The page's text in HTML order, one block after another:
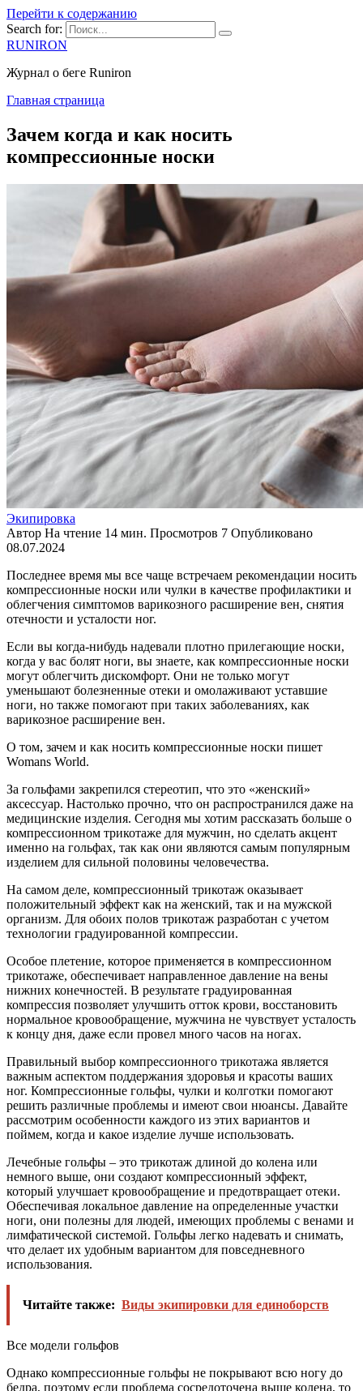
Перейти к содержанию
Search for:
RUNIRON
Журнал о беге Runiron
Главная страница
Зачем когда и как носить
компрессионные носки
Экипировка
Автор На чтение 14 мин. Просмотров 7 Опубликовано
08.07.2024
Последнее время мы все чаще встречаем рекомендации носить
компрессионные носки или чулки в качестве профилактики и
облегчения симптомов варикозного расширение вен, снятия
отечности и усталости ног.
Если вы когда-нибудь надевали плотно прилегающие носки,
когда у вас болят ноги, вы знаете, как компрессионные носки
могут облегчить дискомфорт. Они не только могут
уменьшают болезненные отеки и омолаживают уставшие
ноги, но также помогают при таких заболеваниях, как
варикозное расширение вен.
О том, зачем и как носить компрессионные носки пишет
Womans World.
За гольфами закрепился стереотип, что это «женский»
аксессуар. Настолько прочно, что он распространился даже на
медицинские изделия. Сегодня мы хотим рассказать больше о
компрессионном трикотаже для мужчин, но сделать акцент
именно на гольфах, так как они являются самым популярным
изделием для сильной половины человечества.
На самом деле, компрессионный трикотаж оказывает
положительный эффект как на женский, так и на мужской
организм. Для обоих полов трикотаж разработан с учетом
технологии градуированной компрессии.
Особое плетение, которое применяется в компрессионном
трикотаже, обеспечивает направленное давление на вены
нижних конечностей. В результате градуированная
компрессия позволяет улучшить отток крови, восстановить
нормальное кровообращение, мужчина не чувствует усталость
к концу дня, даже если провел много часов на ногах.
Правильный выбор компрессионного трикотажа является
важным аспектом поддержания здоровья и красоты ваших
ног. Компрессионные гольфы, чулки и колготки помогают
решить различные проблемы и имеют свои нюансы. Давайте
рассмотрим особенности каждого из этих вариантов и
поймем, когда и какое изделие лучше использовать.
Лечебные гольфы – это трикотаж длиной до колена или
немного выше, они создают компрессионный эффект,
который улучшает кровообращение и предотвращает отеки.
Обеспечивая локальное давление на определенные участки
ноги, они полезны для людей, имеющих проблемы с венами и
лимфатической системой. Гольфы легко надевать и снимать,
что делает их удобным вариантом для повседневного
использования.
Читайте также: Виды экипировки для единоборств
Все модели гольфов
Однако компрессионные гольфы не покрывают всю ногу до
бедра, поэтому если проблема сосредоточена выше колена, то